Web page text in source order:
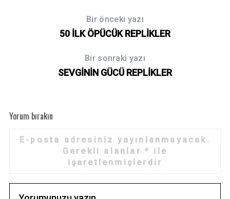
Bir önceki yazı
50 İLK ÖPÜCÜK REPLİKLER
Bir sonraki yazı
SEVGİNİN GÜCÜ REPLİKLER
Yorum bırakın
E-posta adresiniz yayınlanmayacak.
Gerekli alanlar* ile
işaretlenmişlerdir